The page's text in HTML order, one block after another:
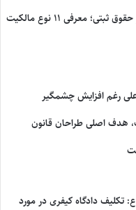
انواع مالکیت املاک در حقوق ثبتی؛ معرفی ۱۱ نوع مالکیت
رغم افزایش چشمگیر
هدف اصلی طراحان قانون
تکلیف دادگاه کیفری در مورد